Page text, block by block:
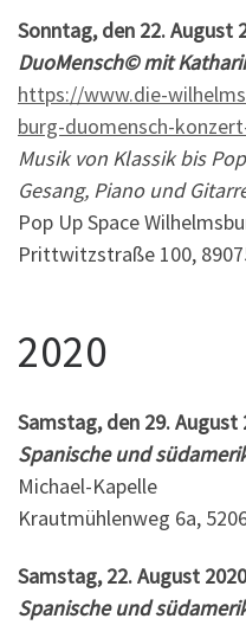
Sonntag, den 22. August
DuoMensch© mit
https://www.die-
burg-duomensch-
Musik von Klassik bis
Gesang, Piano und
Pop Up Space
Prittwitzstraße 100,
2020
Samstag, den 29. August
Spanische und
Michael-Kapelle
Krautmühlenweg 6a,
Samstag, 22. August
Spanische und